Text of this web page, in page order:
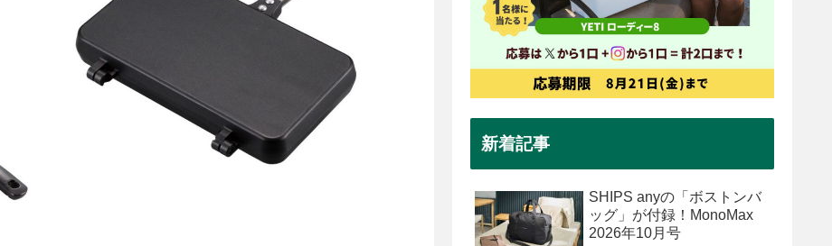
新着記事
SHIPS anyの「ボストンバ
ッグ」が付録！MonoMax
2026年10月号